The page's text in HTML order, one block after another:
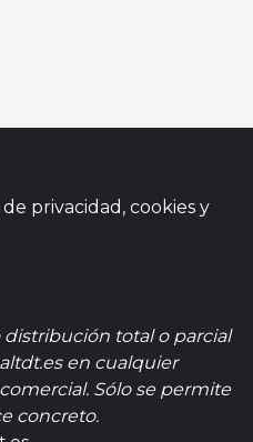
privacidad, cookies y
distribución total o parcial
en cualquier
Sólo se permite
concreto.